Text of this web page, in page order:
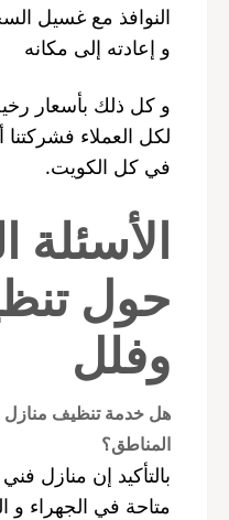
النوافذ مع غسيل
و إعادته إلى مكانه
و كل ذلك بأسعار
لكل العملاء
في كل الكويت.
الأسئلة
حول
وفلل
هل خدمة تنظيف منازل
المناطق؟
بالتأكيد إن منازل
متاحة في الجهراء و